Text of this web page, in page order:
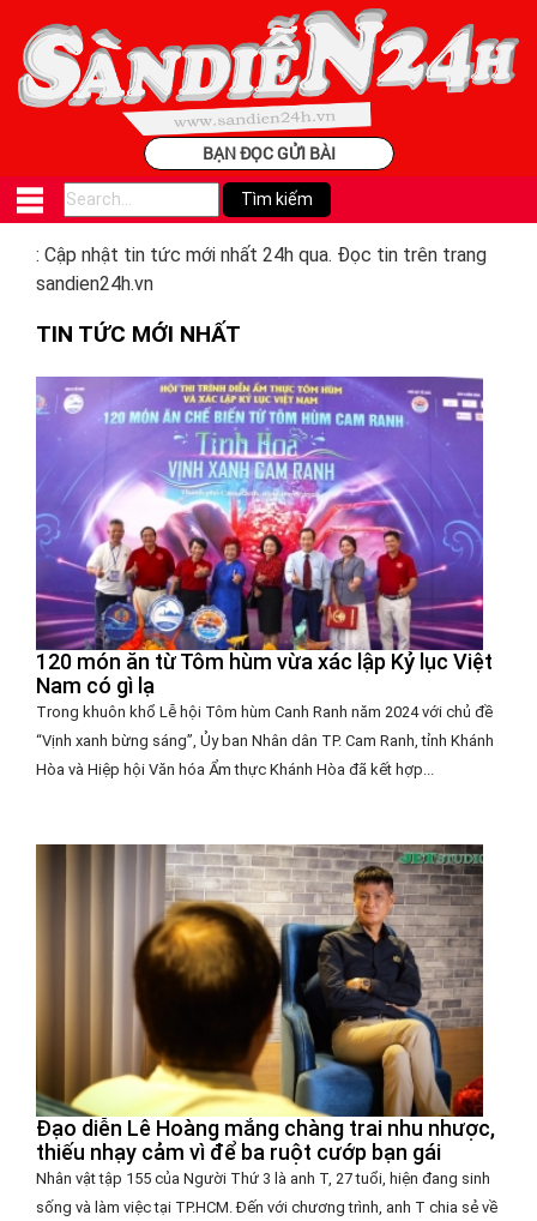
BẠN ĐỌC GỬI BÀI
: Cập nhật tin tức mới nhất 24h qua. Đọc tin trên trang
sandien24h.vn
TIN TỨC MỚI NHẤT
120 món ăn từ Tôm hùm vừa xác lập Kỷ lục Việt
Nam có gì lạ
Trong khuôn khổ Lễ hội Tôm hùm Canh Ranh năm 2024 với chủ đề
“Vịnh xanh bừng sáng”, Ủy ban Nhân dân TP. Cam Ranh, tỉnh Khánh
Hòa và Hiệp hội Văn hóa Ẩm thực Khánh Hòa đã kết hợp...
Đạo diễn Lê Hoàng mắng chàng trai nhu nhược,
thiếu nhạy cảm vì để ba ruột cướp bạn gái
Nhân vật tập 155 của Người Thứ 3 là anh T, 27 tuổi, hiện đang sinh
sống và làm việc tại TP.HCM. Đến với chương trình, anh T chia sẻ về